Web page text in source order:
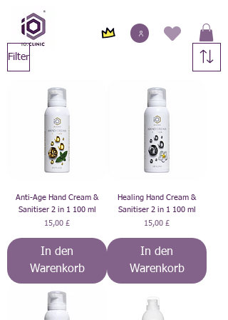
Filter
Anti-Age Hand Cream &
Sanitiser 2 in 1 100 ml
Preis
15,00 £
In den
Warenkorb
Healing Hand Cream &
Sanitiser 2 in 1 100 ml
Preis
15,00 £
In den
Warenkorb